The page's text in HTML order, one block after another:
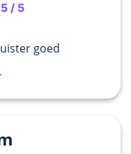
5 / 5
goed